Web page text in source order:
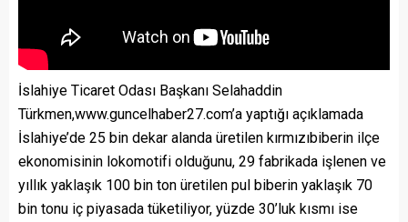
İslahiye Ticaret Odası Başkanı Selahaddin
Türkmen,www.guncelhaber27.com’a yaptığı açıklamada
İslahiye’de 25 bin dekar alanda üretilen kırmızıbiberin ilçe
ekonomisinin lokomotifi olduğunu, 29 fabrikada işlenen ve
yıllık yaklaşık 100 bin ton üretilen pul biberin yaklaşık 70
bin tonu iç piyasada tüketiliyor, yüzde 30’luk kısmı ise